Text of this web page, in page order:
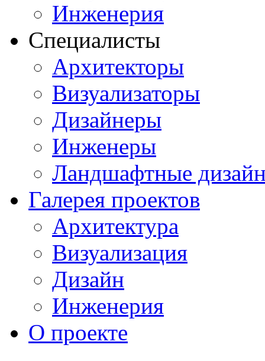
Инженерия
Специалисты
Архитекторы
Визуализаторы
Дизайнеры
Инженеры
Ландшафтные
Галерея проектов
Архитектура
Визуализация
Дизайн
Инженерия
О проекте